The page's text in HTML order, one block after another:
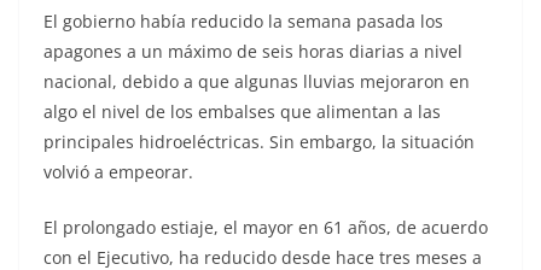
El gobierno había reducido la semana pasada los
apagones a un máximo de seis horas diarias a nivel
nacional, debido a que algunas lluvias mejoraron en
algo el nivel de los embalses que alimentan a las
principales hidroeléctricas. Sin embargo, la situación
volvió a empeorar.
El prolongado estiaje, el mayor en 61 años, de acuerdo
con el Ejecutivo, ha reducido desde hace tres meses a